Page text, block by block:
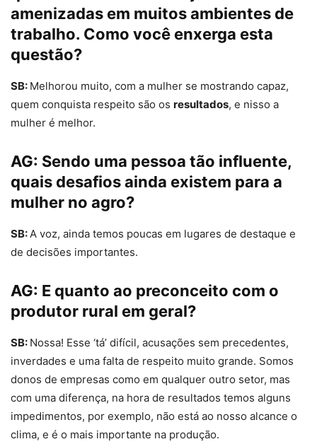
amenizadas em muitos ambientes de
trabalho. Como você enxerga esta
questão?
SB: Melhorou muito, com a mulher se mostrando capaz,
quem conquista respeito são os resultados, e nisso a
mulher é melhor.
AG: Sendo uma pessoa tão influente,
quais desafios ainda existem para a
mulher no agro?
SB:A voz, ainda temos poucas em lugares de destaque e
de decisões importantes.
AG: E quanto ao preconceito com o
produtor rural em geral?
SB: Nossa! Esse ‘tá’ difícil, acusações sem precedentes,
inverdades e uma falta de respeito muito grande. Somos
donos de empresas como em qualquer outro setor, mas
com uma diferença, na hora de resultados temos alguns
impedimentos, por exemplo, não está ao nosso alcance o
clima, e é o mais importante na produção.